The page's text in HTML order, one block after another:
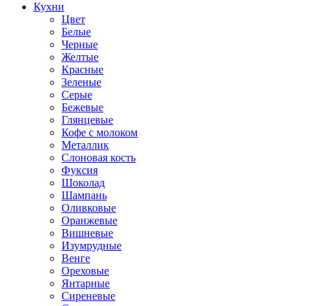
Кухни
Цвет
Белые
Черные
Желтые
Красные
Зеленые
Серые
Бежевые
Глянцевые
Кофе с молоком
Металлик
Слоновая кость
Фуксия
Шоколад
Шампань
Оливковые
Оранжевые
Вишневые
Изумрудные
Венге
Ореховые
Янтарные
Сиреневые